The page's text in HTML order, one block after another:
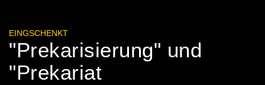
EINGSCHENKT
"Prekarisierung" und
"Prekariat